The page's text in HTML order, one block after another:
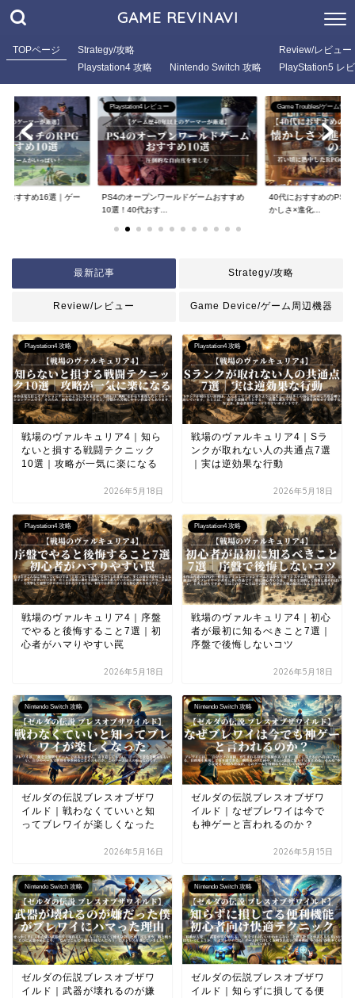
GAME REVINAVI
TOPページ
Strategy/攻略
Playstation4 攻略
Nintendo Switch 攻略
Review/レビュー
PlayStation5 レ
おすすめ16選｜ゲー
Playstation4 レビュー
PS4のオープンワールドゲームおすすめ
10選！40代おす...
Game Troubles/ゲーム悩み
40代におすすめのPS5
かしさ×進化...
最新記事 Strategy/攻略
Review/レビュー Game Device/ゲーム周辺機器
Playstation4 攻略
戦場のヴァルキュリア4｜知ら
ないと損する戦闘テクニック
10選｜攻略が一気に楽になる
2026年5月18日
Playstation4 攻略
戦場のヴァルキュリア4｜Sラ
ンクが取れない人の共通点7選
｜実は逆効果な行動
2026年5月18日
Playstation4 攻略
戦場のヴァルキュリア4｜序盤
でやると後悔すること7選｜初
心者がハマりやすい罠
2026年5月18日
Playstation4 攻略
戦場のヴァルキュリア4｜初心
者が最初に知るべきこと7選｜
序盤で後悔しないコツ
2026年5月18日
Nintendo Switch 攻略
ゼルダの伝説ブレスオブザワ
イルド｜戦わなくていいと知
ってブレワイが楽しくなった
2026年5月16日
Nintendo Switch 攻略
ゼルダの伝説ブレスオブザワ
イルド｜なぜブレワイは今で
も神ゲーと言われるのか？
2026年5月15日
Nintendo Switch 攻略
ゼルダの伝説ブレスオブザワ
イルド｜武器が壊れるのが嫌
Nintendo Switch 攻略
ゼルダの伝説ブレスオブザワ
イルド｜知らずに損してる便